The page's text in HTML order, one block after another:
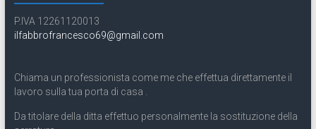
P.IVA 12261120013
ilfabbrofrancesco69@gmail.com
Chiama un professionista come me che effettua direttamente il
lavoro sulla tua porta di casa .
Da titolare della ditta effettuo personalmente la sostituzione della